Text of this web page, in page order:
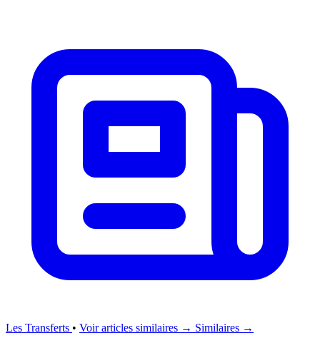
Les Transferts • Voir articles similaires → Similaires →